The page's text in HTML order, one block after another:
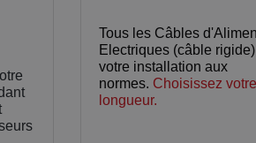
Tous les Câbles
Electriques (câble
votre installation aux
normes. Choisissez votre
longueur.